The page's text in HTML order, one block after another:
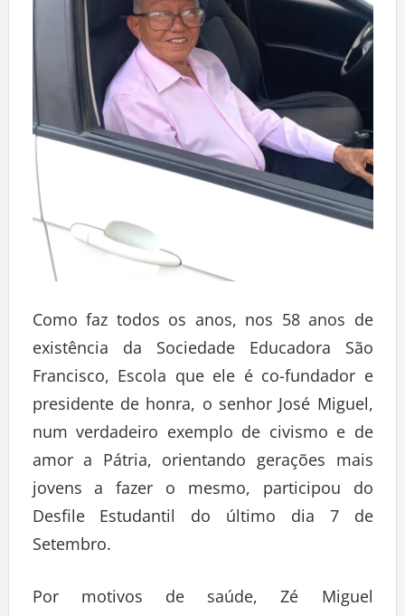
Como faz todos os anos, nos 58 anos de
existência da Sociedade Educadora São
Francisco, Escola que ele é co-fundador e
presidente de honra, o senhor José Miguel,
num verdadeiro exemplo de civismo e de
amor a Pátria, orientando gerações mais
jovens a fazer o mesmo, participou do
Desfile Estudantil do último dia 7 de
Setembro.
Por motivos de saúde, Zé Miguel